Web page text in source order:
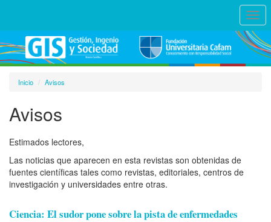
Inicio Avisos
Avisos
Estimados lectores,
Las noticias que aparecen en esta revistas son obtenidas de
fuentes científicas tales como revistas, editoriales, centros de
investigación y universidades entre otras.
Ciencia: El sudor pone sobre la pista de enfermedades